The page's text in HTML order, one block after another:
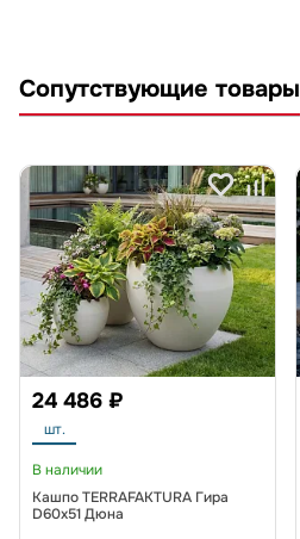
Сопутствующие товары
24 486 ₽
шт.
В наличии
Кашпо TERRAFAKTURA Гира
D60х51 Дюна